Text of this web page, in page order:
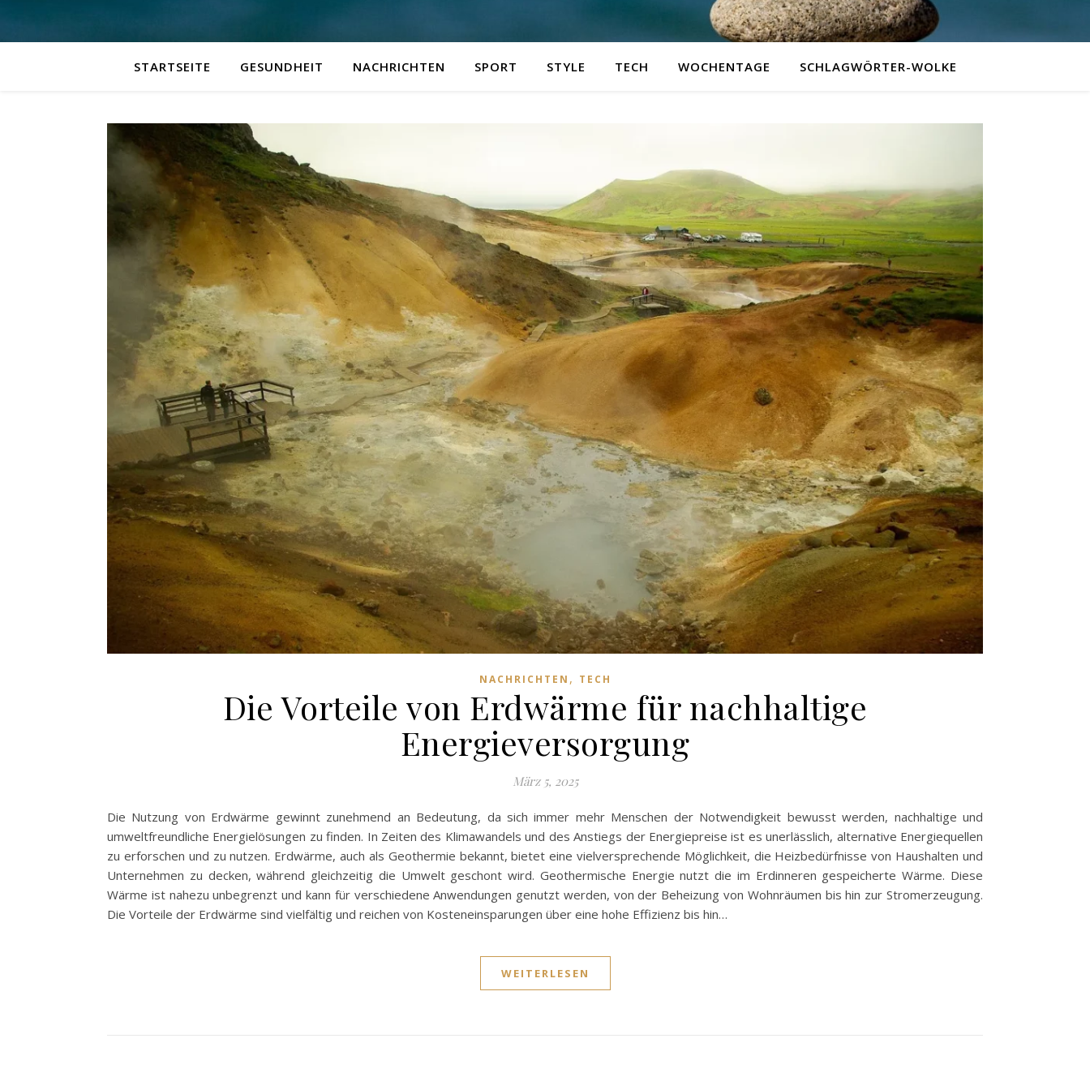
STARTSEITE GESUNDHEIT NACHRICHTEN SPORT STYLE TECH WOCHENTAGE SCHLAGWÖRTER-WOLKE
NACHRICHTEN , TECH
Die Vorteile von Erdwärme für nachhaltige
Energieversorgung
März 5, 2025
Die Nutzung von Erdwärme gewinnt zunehmend an Bedeutung, da sich immer mehr Menschen der Notwendigkeit bewusst werden, nachhaltige und
umweltfreundliche Energielösungen zu finden. In Zeiten des Klimawandels und des Anstiegs der Energiepreise ist es unerlässlich, alternative Energiequellen
zu erforschen und zu nutzen. Erdwärme, auch als Geothermie bekannt, bietet eine vielversprechende Möglichkeit, die Heizbedürfnisse von Haushalten und
Unternehmen zu decken, während gleichzeitig die Umwelt geschont wird. Geothermische Energie nutzt die im Erdinneren gespeicherte Wärme. Diese
Wärme ist nahezu unbegrenzt und kann für verschiedene Anwendungen genutzt werden, von der Beheizung von Wohnräumen bis hin zur Stromerzeugung.
Die Vorteile der Erdwärme sind vielfältig und reichen von Kosteneinsparungen über eine hohe Effizienz bis hin…
WEITERLESEN